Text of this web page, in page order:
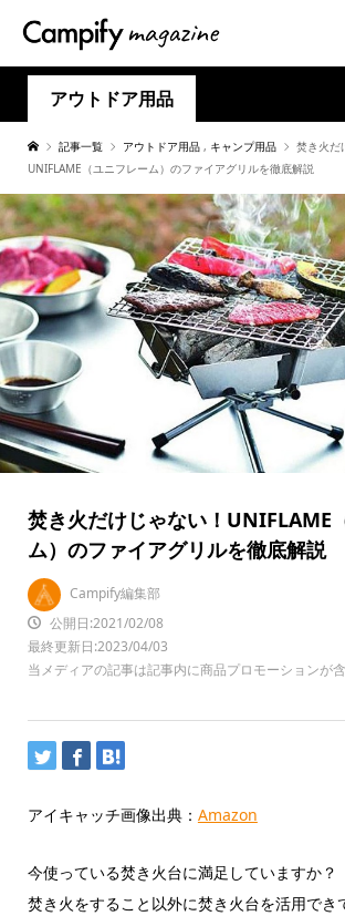
アウトドア用品
記事一覧 アウトドア用品 , キャンプ用品
焚き火だ
UNIFLAME（ユニフレーム）のファイアグリルを徹底解説
焚き火だけじゃない！UNIFLAME
ム）のファイアグリルを徹底解説
Campify編集部
公開日:2021/02/08
最終更新日:2023/04/03
当メディアの記事は記事内に商品プロモーションが含
アイキャッチ画像出典： Amazon
今使っている焚き火台に満足していますか？
焚き火をすること以外に焚き火台を活用でき